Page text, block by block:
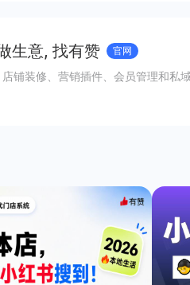
生意, 找有赞 官网
铺装修、营销插件、会员管理和私